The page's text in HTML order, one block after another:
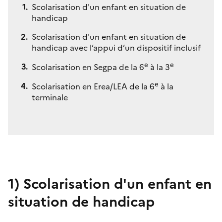
Scolarisation d'un enfant en situation de
handicap
Scolarisation d'un enfant en situation de
handicap avec l’appui d’un dispositif inclusif
Scolarisation en Segpa de la 6e à la 3e
Scolarisation en Erea/LEA de la 6e à la
terminale
1) Scolarisation d'un enfant en
situation de handicap